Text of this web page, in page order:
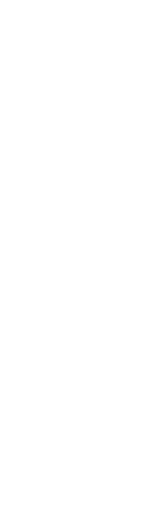
hören,
Ähnliches zur
einholen und
beizubringen.
Sie einen
Stelle erläutert, ob
rückwirkend
Wenn Sie den
Gewalttat stellen,
vor der